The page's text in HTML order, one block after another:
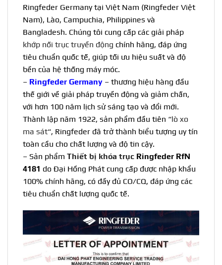
Ringfeder Germany tại Việt Nam (Ringfeder Việt
Nam), Lào, Campuchia, Philippines và
Bangladesh. Chúng tôi cung cấp các giải pháp
khớp nối trục truyền động chính hãng, đáp ứng
tiêu chuẩn quốc tế, giúp tối ưu hiệu suất và độ
bền của hệ thống máy móc.
– Ringfeder Germany – thương hiệu hàng đầu
thế giới về giải pháp truyền động và giảm chấn,
với hơn 100 năm lịch sử sáng tạo và đổi mới.
Thành lập năm 1922, sản phẩm đầu tiên “lò xo
ma sát“, Ringfeder đã trở thành biểu tượng uy tín
toàn cầu cho chất lượng và độ tin cậy.
– Sản phẩm Thiết bị khóa trục Ringfeder RfN
4181 do Đại Hồng Phát cung cấp được nhập khẩu
100% chính hãng, có đầy đủ CO/CQ, đáp ứng các
tiêu chuẩn chất lượng quốc tế.